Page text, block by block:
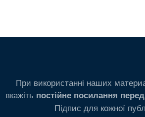
При використанні наших
вкажіть постійне посилання
Підпис для кожної